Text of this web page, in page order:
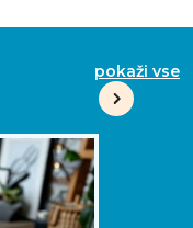
pokaži vse